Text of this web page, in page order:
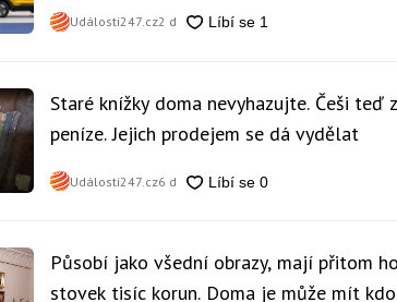
Události247.cz2 d
Staré knížky doma nevyhazujte. Češi teď
peníze. Jejich prodejem se dá vydělat
Události247.cz6 d
Působí jako všední obrazy, mají přitom
stovek tisíc korun. Doma je může mít